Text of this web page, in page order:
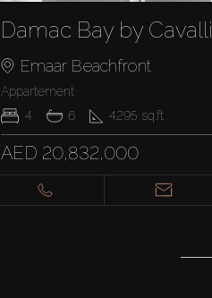
Damac Bay by Cavalli
Emaar Beachfront
Appartement
4
6 4295 sq.ft
AED 20,832,000